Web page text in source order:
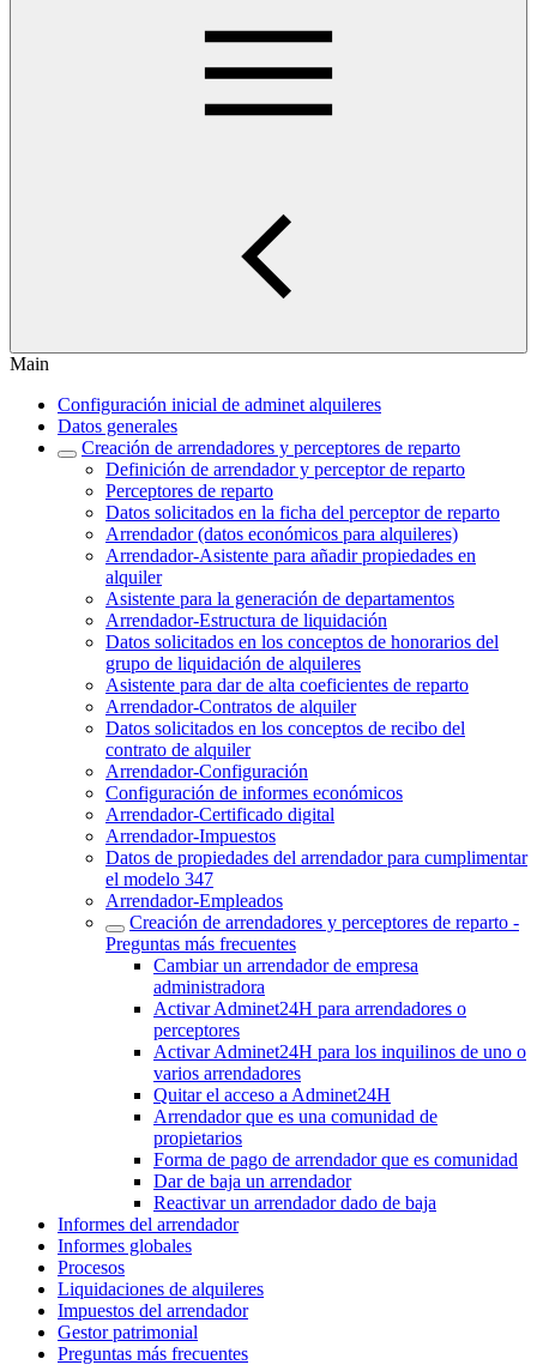
Main
Configuración inicial de adminet alquileres
Datos generales
Creación de arrendadores y perceptores de reparto
Definición de arrendador y perceptor de reparto
Perceptores de reparto
Datos solicitados en la ficha del perceptor de reparto
Arrendador (datos económicos para alquileres)
Arrendador-Asistente para añadir propiedades en
alquiler
Asistente para la generación de departamentos
Arrendador-Estructura de liquidación
Datos solicitados en los conceptos de honorarios del
grupo de liquidación de alquileres
Asistente para dar de alta coeficientes de reparto
Arrendador-Contratos de alquiler
Datos solicitados en los conceptos de recibo del
contrato de alquiler
Arrendador-Configuración
Configuración de informes económicos
Arrendador-Certificado digital
Arrendador-Impuestos
Datos de propiedades del arrendador para cumplimentar
el modelo 347
Arrendador-Empleados
Creación de arrendadores y perceptores de reparto -
Preguntas más frecuentes
Cambiar un arrendador de empresa
administradora
Activar Adminet24H para arrendadores o
perceptores
Activar Adminet24H para los inquilinos de uno o
varios arrendadores
Quitar el acceso a Adminet24H
Arrendador que es una comunidad de
propietarios
Forma de pago de arrendador que es comunidad
Dar de baja un arrendador
Reactivar un arrendador dado de baja
Informes del arrendador
Informes globales
Procesos
Liquidaciones de alquileres
Impuestos del arrendador
Gestor patrimonial
Preguntas más frecuentes